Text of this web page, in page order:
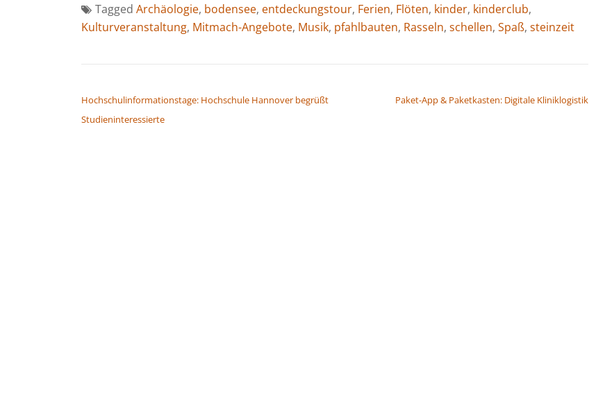
Tagged Archäologie, bodensee, entdeckungstour, Ferien, Flöten, kinder, kinderclub,
Kulturveranstaltung, Mitmach-Angebote, Musik, pfahlbauten, Rasseln, schellen, Spaß, steinzeit
Hochschulinformationstage: Hochschule Hannover begrüßt
Studieninteressierte
Paket-App & Paketkasten: Digitale Kliniklogistik